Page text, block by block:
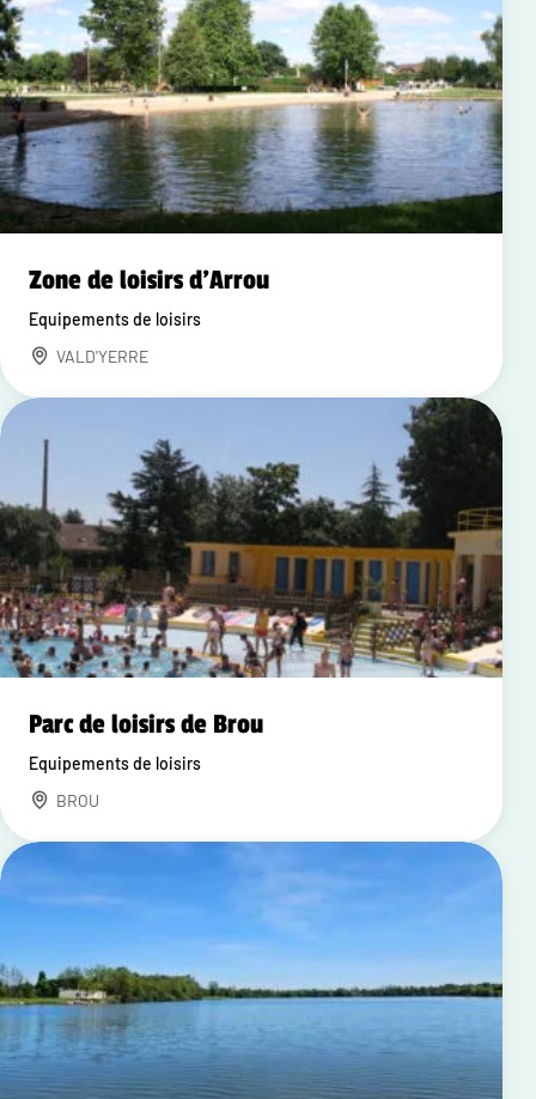
Zone de loisirs d'Arrou
Equipements de loisirs
VALD'YERRE
Parc de loisirs de Brou
Equipements de loisirs
BROU